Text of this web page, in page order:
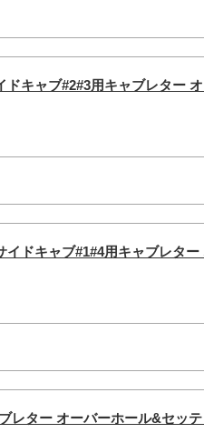
キャブ#2#3用キャブレター
ドキャブ#1#4用キャブレター
ター オーバーホール&セッテ